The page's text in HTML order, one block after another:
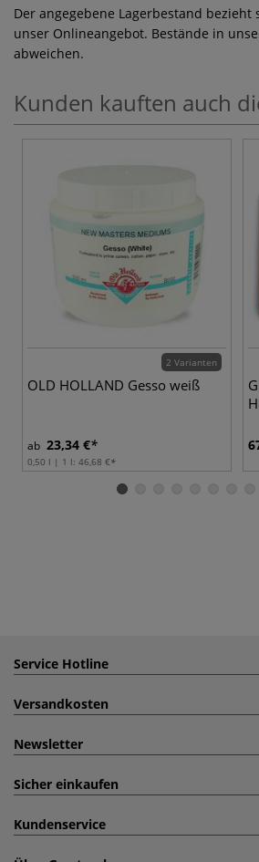
Der angegebene Lagerbestand
unser Onlineangebot. Bestände in
abweichen.
Kunden kauften auch
2 Varianten
OLD HOLLAND Gesso weiß
ab 23,34 €
0,50 l | 1 l: 46,68 €
Service Hotline
Versandkosten
Newsletter
Sicher einkaufen
Kundenservice